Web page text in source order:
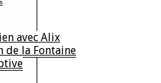
avec Alix
de la Fontaine